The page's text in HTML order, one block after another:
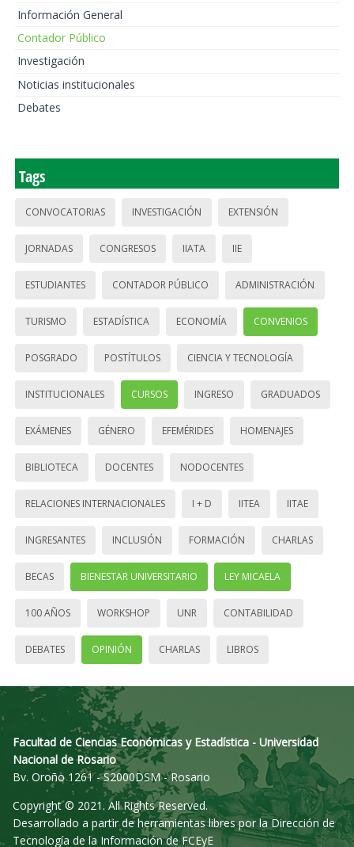
Información General
Contador Público
Investigación
Noticias institucionales
Debates
Tags
CONVOCATORIAS INVESTIGACIÓN EXTENSIÓN
JORNADAS CONGRESOS IIATA IIE
ESTUDIANTES CONTADOR PÚBLICO ADMINISTRACIÓN
TURISMO ESTADÍSTICA ECONOMÍA CONVENIOS
POSGRADO POSTÍTULOS CIENCIA Y TECNOLOGÍA
INSTITUCIONALES CURSOS INGRESO GRADUADOS
EXÁMENES GÉNERO EFEMÉRIDES HOMENAJES
BIBLIOTECA DOCENTES NODOCENTES
RELACIONES INTERNACIONALES I + D IITEA IITAE
INGRESANTES INCLUSIÓN FORMACIÓN CHARLAS
BECAS BIENESTAR UNIVERSITARIO LEY MICAELA
100 AÑOS WORKSHOP UNR CONTABILIDAD
DEBATES OPINIÓN CHARLAS LIBROS
Facultad de Ciencias Económicas y Estadística - Universidad
Nacional de Rosario
Bv. Oroño 1261 - S2000DSM - Rosario
Copyright © 2021. All Rights Reserved.
Desarrollado a partir de herramientas libres por la Dirección de
Tecnología de la Información de FCEyE